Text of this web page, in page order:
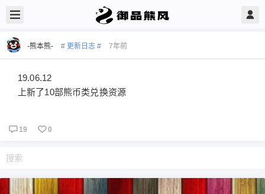
-熊本熊- # 更新日志 # 7年前
19.06.12
上新了10部熊币类兑换资源
19 0